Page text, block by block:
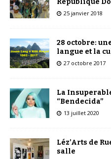
25 janvier 2018
28 octobre:
langue et la
27 octobre 2017
La
“Bendecida”
13 juillet 2020
Léz’Arts de
salle